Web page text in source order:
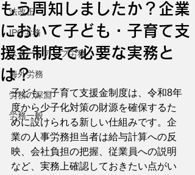
法改正
IPO労務
スタートアップ労務
海外労務
労務の深淵
労務一般
もう周知しましたか？企業
において子ども・子育て支
援金制度で必要な実務と
は？
子ども・子育て支援金制度は、令和8年
度から少子化対策の財源を確保するた
めに設けられる新しい仕組みです。企
業の人事労務担当者は給与計算への反
映、会社負担の把握、従業員への説明
など、実務上確認しておきたい点がい